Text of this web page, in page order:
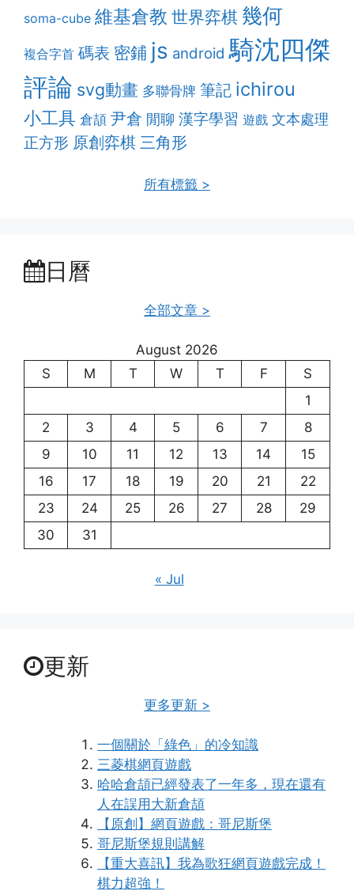
soma-cube 維基倉教 世界弈棋 幾何
複合字首 碼表 密鋪 js android 騎沈四傑
評論 svg動畫 多聯骨牌 筆記 ichirou
小工具 倉頡 尹倉 閒聊 漢字學習 遊戲 文本處理
正方形 原創弈棋 三角形
所有標籤 >
日曆
全部文章 >
August 2026
S
M T W T F
S
1
2
3 4 5 6 7
8
9
10 11 12 13 14
15
16
17 18 19 20 21
22
23
24 25 26 27 28
29
30
31
« Jul
更新
更多更新 >
一個關於「綠色」的冷知識
三菱棋網頁遊戲
哈哈倉頡已經發表了一年多，現在還有
人在誤用大新倉頡
【原創】網頁遊戲：哥尼斯堡
哥尼斯堡規則講解
【重大喜訊】我為歌狂網頁遊戲完成！
棋力超強！